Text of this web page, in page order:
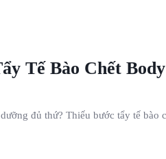
Tế Bào Chết
đủ thứ? Thiếu bước tẩy tế bào